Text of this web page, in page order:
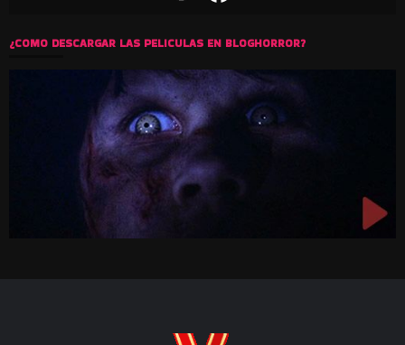
¿COMO DESCARGAR LAS PELICULAS EN BLOGHORROR?